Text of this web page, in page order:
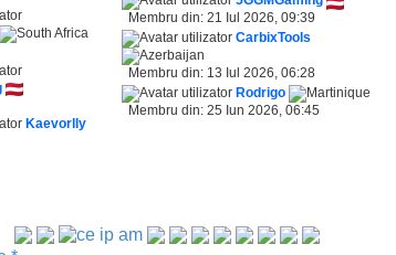
Kaevorlly
Membru din: 21 Iul 2026, 09:39
CarbixTools
Membru din: 13 Iul 2026, 06:28
Rodrigo
Membru din: 25 Iun 2026, 06:45